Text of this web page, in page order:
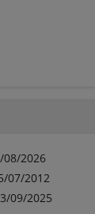
08/2026
07/2012
09/2025